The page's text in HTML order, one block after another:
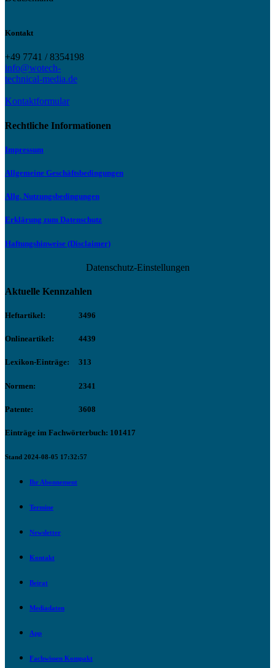
Kontakt
+49 7741 / 8354198
info@wotech-
technical-media.de
Kontaktformular
Rechtliche Informationen
Impressum
Allgemeine Geschäftsbedingungen
Allg. Nutzungsbedingungen
Erklärung zum Datenschutz
Haftungshinweise (Disclaimer)
Datenschutz-Einstellungen
Aktuelle Kennzahlen
Heftartikel: 3496
Onlineartikel: 4439
Lexikon-Einträge: 313
Normen: 2341
Patente: 3608
Einträge im Fachwörterbuch: 101417
Stand 2024-08-05 17:32:57
Ihr Abonnement
Termine
Newsletter
Kontakt
Beirat
Mediadaten
App
Fachwissen Kompakt